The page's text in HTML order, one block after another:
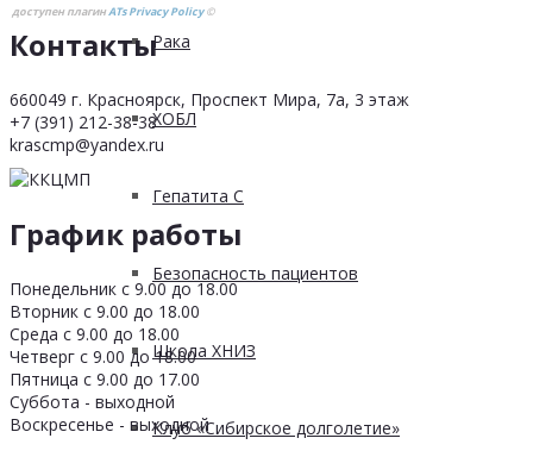
Рака
ХОБЛ
Гепатита С
Безопасность пациентов
Школа ХНИЗ
Клуб «Сибирское долголетие»
доступен плагинATs Privacy Policy©
Контакты
660049 г. Красноярск, Проспект Мира, 7а, 3 этаж
+7 (391) 212-38-38
krascmp@yandex.ru
График работы
Понедельник с 9.00 до 18.00
Вторник с 9.00 до 18.00
Среда с 9.00 до 18.00
Четверг с 9.00 до 18.00
Пятница с 9.00 до 17.00
Суббота - выходной
Воскресенье - выходной